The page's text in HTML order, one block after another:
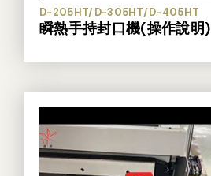
D-205HT/D-305HT/D-405HT
瞬熱手持封口機(操作說明)